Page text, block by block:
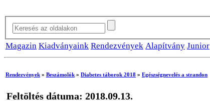
Magazin Kiadványaink Rendezvények Alapítvány Junior
Rendezvények » Beszámolók » Diabetes táborok 2018 » Egészségnevelés a strandon
Feltöltés dátuma: 2018.09.13.